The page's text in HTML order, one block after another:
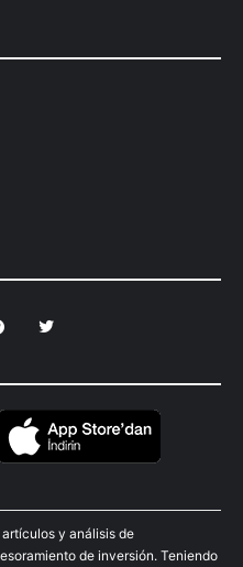
y análisis de
de inversión. Teniendo